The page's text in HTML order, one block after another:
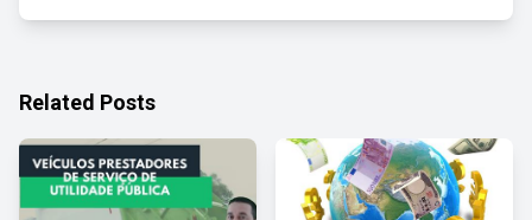
Related Posts